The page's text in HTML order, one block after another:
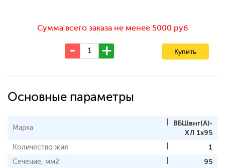
Сумма всего заказа не менее 5000 руб
Основные параметры
Марка
ВБШвнг(А)-
ХЛ 1х95
Количество жил
1
Сечение, мм2
95